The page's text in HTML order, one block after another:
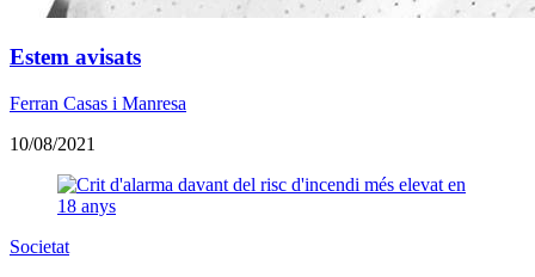
Estem avisats
Ferran Casas i Manresa
10/08/2021
Societat